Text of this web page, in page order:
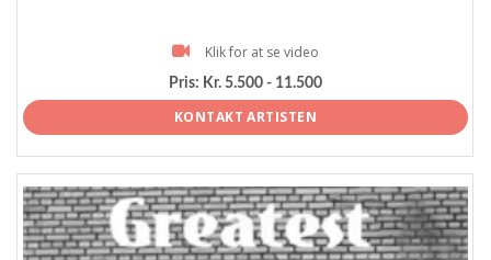
Klik for at se video
Pris: Kr. 5.500 - 11.500
KONTAKT ARTISTEN